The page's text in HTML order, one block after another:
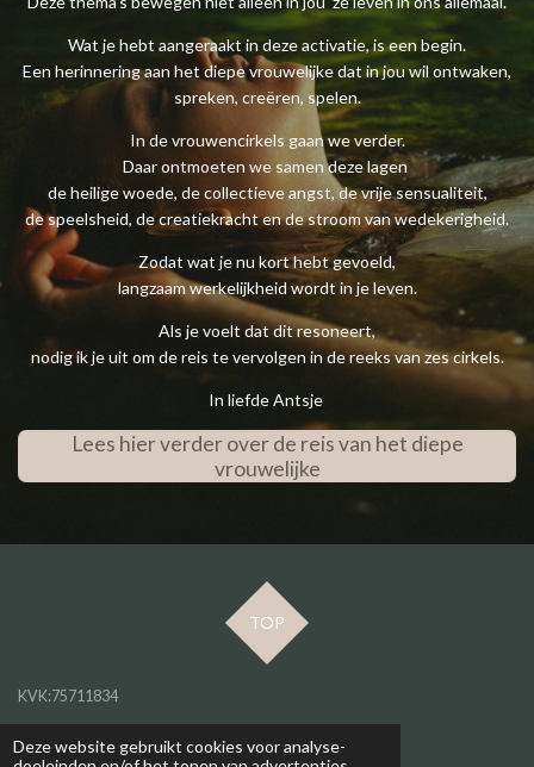
Deze website gebruikt cookies voor analyse-
Wat je hebt aangeraakt in deze activatie, is een begin.
Een herinnering aan het diepe vrouwelijke dat in jou wil ontwaken,
spreken, creëren, spelen.
In de vrouwencirkels gaan we verder.
Daar ontmoeten we samen deze lagen
de heilige woede, de collectieve angst, de vrije sensualiteit,
de speelsheid, de creatiekracht en de stroom van wedekerigheid.
Zodat wat je nu kort hebt gevoeld,
langzaam werkelijkheid wordt in je leven.
Als je voelt dat dit resoneert,
nodig ik je uit om de reis te vervolgen in de reeks van zes cirkels.
In liefde Antsje
Lees hier verder over de reis van het diepe
vrouwelijke
TOP
KVK:75711834
BTW ID: NL001458614B42